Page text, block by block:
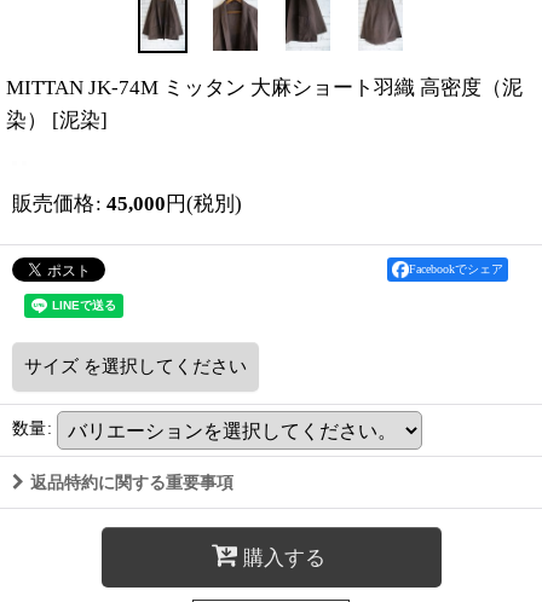
MITTAN JK-74M ミッタン 大麻ショート羽織 高密度（泥
染）
[泥染]
販売価格: 45,000 円(税別)
Facebookでシェア
サイズ を選択してください
数量:
返品特約に関する重要事項
購入する